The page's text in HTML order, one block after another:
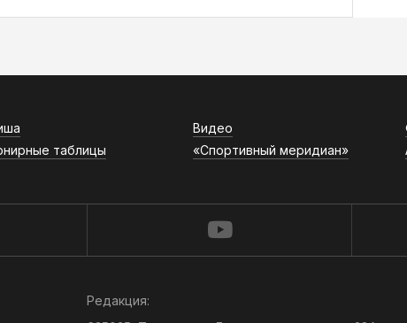
Видео
таблицы «Спортивный меридиан»
Редакция: